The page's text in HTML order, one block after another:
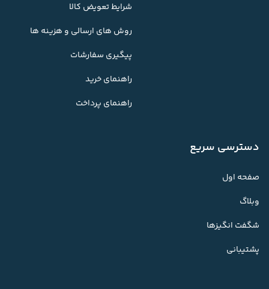
شرایط تعویض کالا
روش های ارسالی و هزینه ها
پیگیری سفارشات
راهنمای خرید
راهنمای پرداخت
دسترسی سریع
صفحه اول
وبلاگ
شگفت انگیزها
پشتیبانی